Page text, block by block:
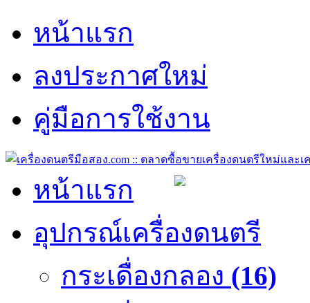
หน้าแรก
ลงประกาศใหม่
คู่มือการใช้งาน
หน้าแรก
อุปกรณ์เครื่องดนตรี
กระเดื่องกลอง (16)